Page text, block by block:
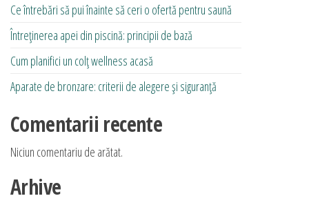
Ce întrebări să pui înainte să ceri o ofertă pentru saună
Întreținerea apei din piscină: principii de bază
Cum planifici un colț wellness acasă
Aparate de bronzare: criterii de alegere și siguranță
Comentarii recente
Niciun comentariu de arătat.
Arhive